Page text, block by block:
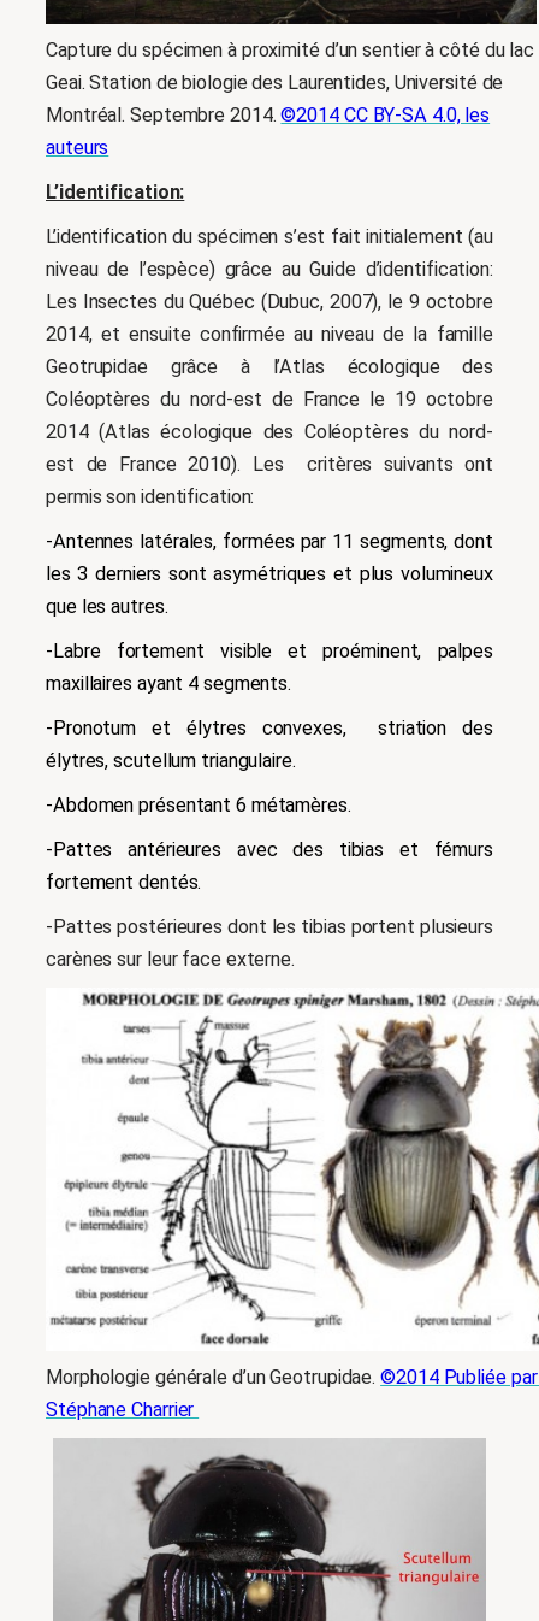
Capture du spécimen à proximité d’un sentier à côté du lac
Geai. Station de biologie des Laurentides, Université de
Montréal. Septembre 2014.©2014 CC BY-SA 4.0, les
auteurs
L’identification:
L’identification du spécimen s’est fait initialement (au
niveau de l’espèce) grâce au Guide d’identification:
Les Insectes du Québec (Dubuc, 2007), le 9 octobre
2014, et ensuite confirmée au niveau de la famille
Geotrupidae grâce à l’Atlas écologique des
Coléoptères du nord-est de France le 19 octobre
2014 (Atlas écologique des Coléoptères du nord-
est de France 2010). Les critères suivants ont
permis son identification:
-Antennes latérales, formées par 11 segments, dont
les 3 derniers sont asymétriques et plus volumineux
que les autres.
-Labre fortement visible et proéminent, palpes
maxillaires ayant 4 segments.
-Pronotum et élytres convexes, striation des
élytres, scutellum triangulaire.
-Abdomen présentant 6 métamères.
-Pattes antérieures avec des tibias et fémurs
fortement dentés.
-Pattes postérieures dont les tibias portent plusieurs
carènes sur leur face externe.
Morphologie générale d’un Geotrupidae.©2014 Publiée
Stéphane Charrier